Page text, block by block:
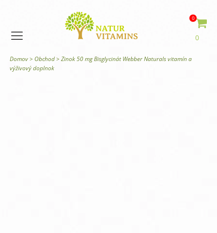
0
0
Domov> Obchod> Zinok 50 mg Bisglycinát Webber Naturals vitamín a
výživový doplnok